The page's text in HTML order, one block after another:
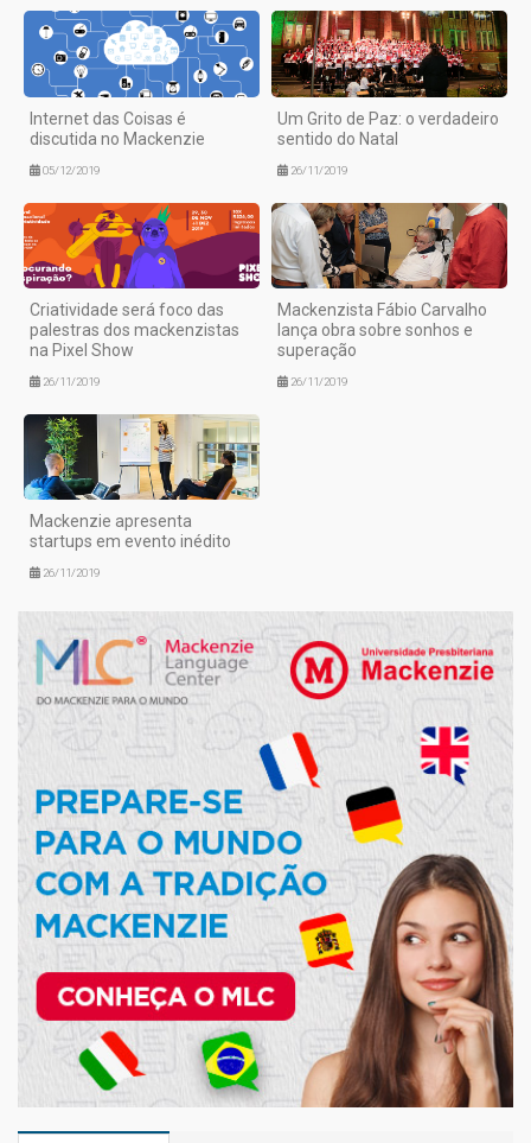
Internet das Coisas é
discutida no Mackenzie
05/12/2019
Um Grito de Paz: o verdadeiro
sentido do Natal
26/11/2019
Criatividade será foco das
palestras dos mackenzistas
na Pixel Show
26/11/2019
Mackenzista Fábio Carvalho
lança obra sobre sonhos e
superação
26/11/2019
Mackenzie apresenta
startups em evento inédito
26/11/2019